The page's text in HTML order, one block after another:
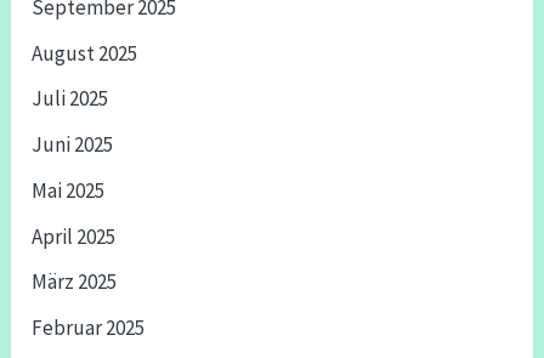
September 2025
August 2025
Juli 2025
Juni 2025
Mai 2025
April 2025
März 2025
Februar 2025